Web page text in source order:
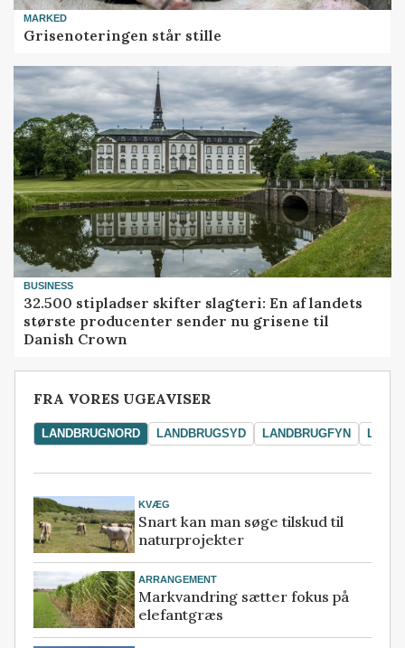
MARKED
Grisenoteringen står stille
BUSINESS
32.500 stipladser skifter slagteri: En af landets
største producenter sender nu grisene til
Danish Crown
FRA VORES UGEAVISER
LANDBRUGNORD LANDBRUGSYD LANDBRUGFYN
KVÆG
Snart kan man søge tilskud til
naturprojekter
ARRANGEMENT
Markvandring sætter fokus på
elefantgræs